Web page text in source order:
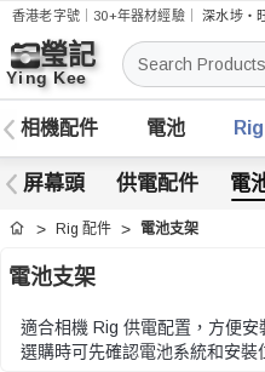
香港老字號｜30+年器材經驗｜深水埗・
搜
索
相機配件 電池
屏幕頭 供電配件 電
首頁 Rig 配件 電池支架
電池支架
適合相機 Rig 供電配置，方便安
選購時可先確認電池系統和安